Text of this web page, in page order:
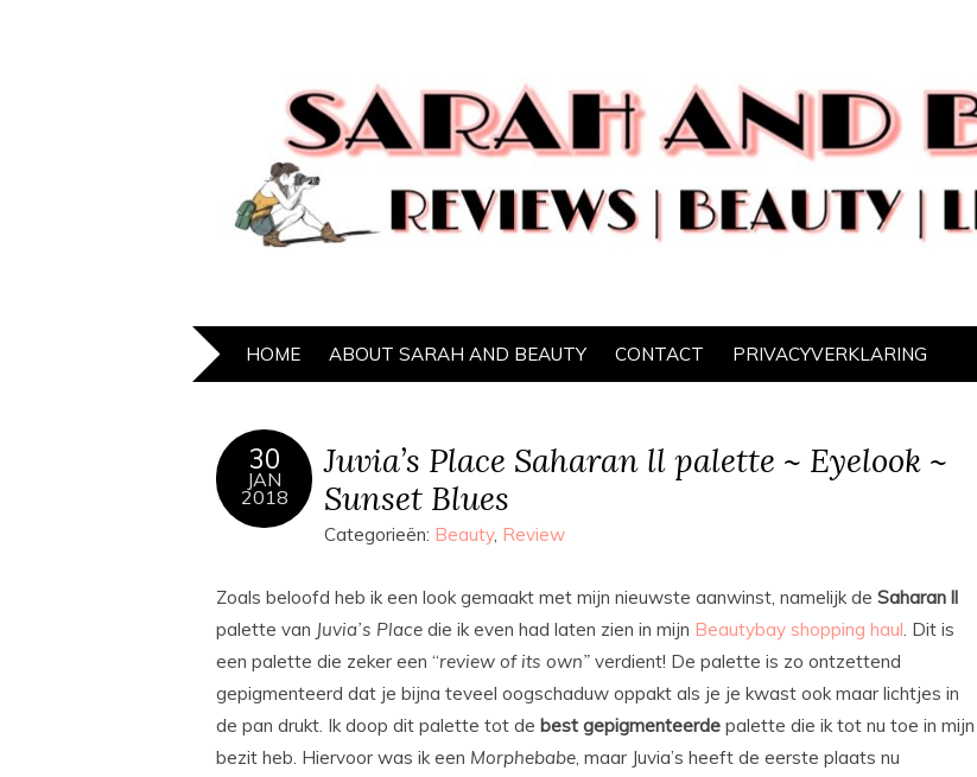
HOME ABOUT SARAH AND BEAUTY CONTACT PRIVACYVERKLARING
30
JAN
2018
Juvia’s Place Saharan ll palette ~ Eyelook ~
Sunset Blues
Categorieën: Beauty, Review
Zoals beloofd heb ik een look gemaakt met mijn nieuwste aanwinst, namelijk de Saharan ll
palette van Juvia’s Place die ik even had laten zien in mijn Beautybay shopping haul. Dit is
een palette die zeker een “review of its own” verdient! De palette is zo ontzettend
gepigmenteerd dat je bijna teveel oogschaduw oppakt als je je kwast ook maar lichtjes in
de pan drukt. Ik doop dit palette tot de best gepigmenteerde palette die ik tot nu toe in mijn
bezit heb. Hiervoor was ik een Morphebabe, maar Juvia’s heeft de eerste plaats nu